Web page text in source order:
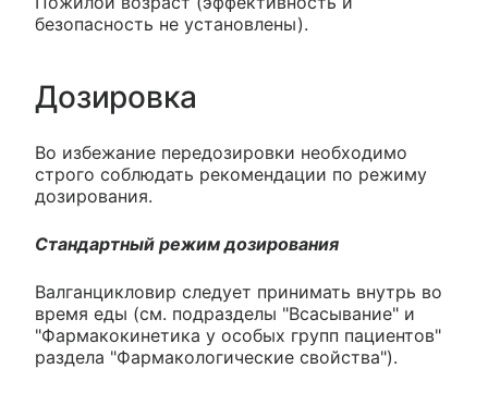
безопасность не установлены).
Дозировка
Во избежание передозировки необходимо
строго соблюдать рекомендации по режиму
дозирования.
Стандартный режим дозирования
Валганцикловир следует принимать внутрь во
время еды (см. подразделы "Всасывание" и
"Фармакокинетика у особых групп пациентов"
раздела "Фармакологические свойства").